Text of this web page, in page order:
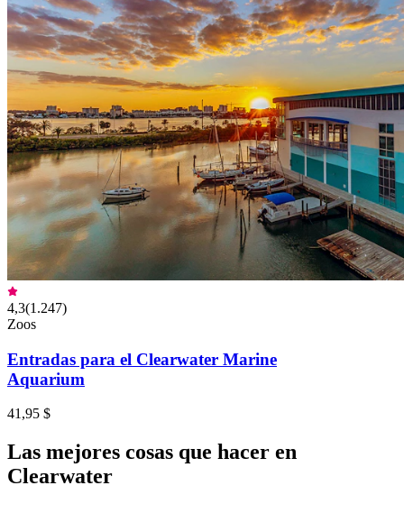
4,3(1.247)
Zoos
Entradas para el Clearwater Marine
Aquarium
41,95 $
Las mejores cosas que hacer en
Clearwater